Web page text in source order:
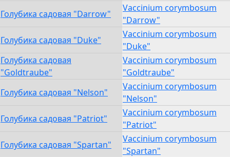
Голубика садовая "Darrow"
Vaccinium corymbosum
"Darrow"
Голубика садовая "Duke"
Vaccinium corymbosum
"Duke"
Голубика садовая
"Goldtraube"
Vaccinium corymbosum
"Goldtraube"
Голубика садовая "Nelson"
Vaccinium corymbosum
"Nelson"
Голубика садовая "Patriot"
Vaccinium corymbosum
"Patriot"
Голубика садовая "Spartan"
Vaccinium corymbosum
"Spartan"